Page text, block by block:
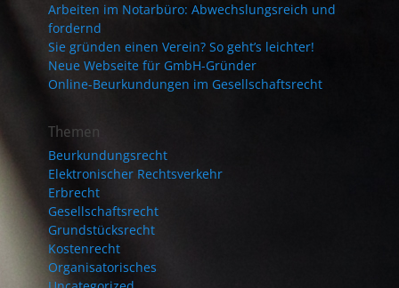
Arbeiten im Notarbüro: Abwechslungsreich und
fordernd
Sie gründen einen Verein? So geht’s leichter!
Neue Webseite für GmbH-Gründer
Online-Beurkundungen im Gesellschaftsrecht
Themen
Beurkundungsrecht
Elektronischer Rechtsverkehr
Erbrecht
Gesellschaftsrecht
Grundstücksrecht
Kostenrecht
Organisatorisches